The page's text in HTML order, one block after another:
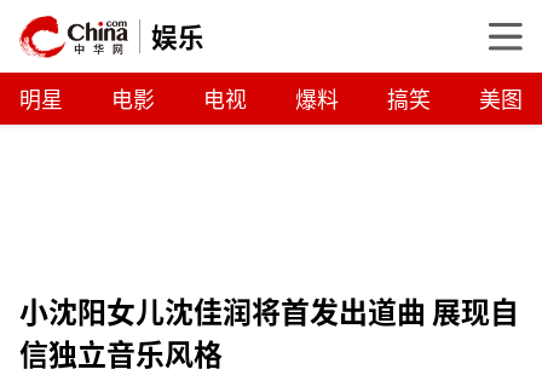
娱乐
明星 电影 电视 爆料 搞笑 美图
小沈阳女儿沈佳润将首发出道曲 展现自
信独立音乐风格